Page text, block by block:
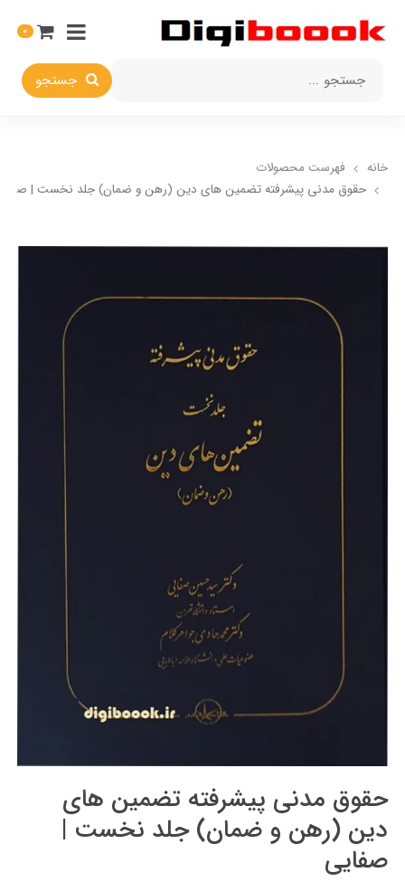
جستجو
0
خانه
فهرست محصولات
حقوق مدنی پیشرفته تضمین های دین (رهن و ضمان) جلد نخست |
حقوق مدنی پیشرفته تضمین های
دین (رهن و ضمان) جلد نخست |
صفایی